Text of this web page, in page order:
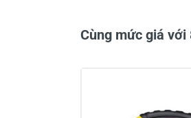
Cùng mức giá